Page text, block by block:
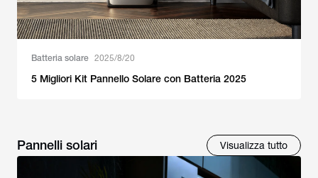
Batteria solare 2025/8/20
5 Migliori Kit Pannello Solare con Batteria 2025
Pannelli solari Visualizza tutto